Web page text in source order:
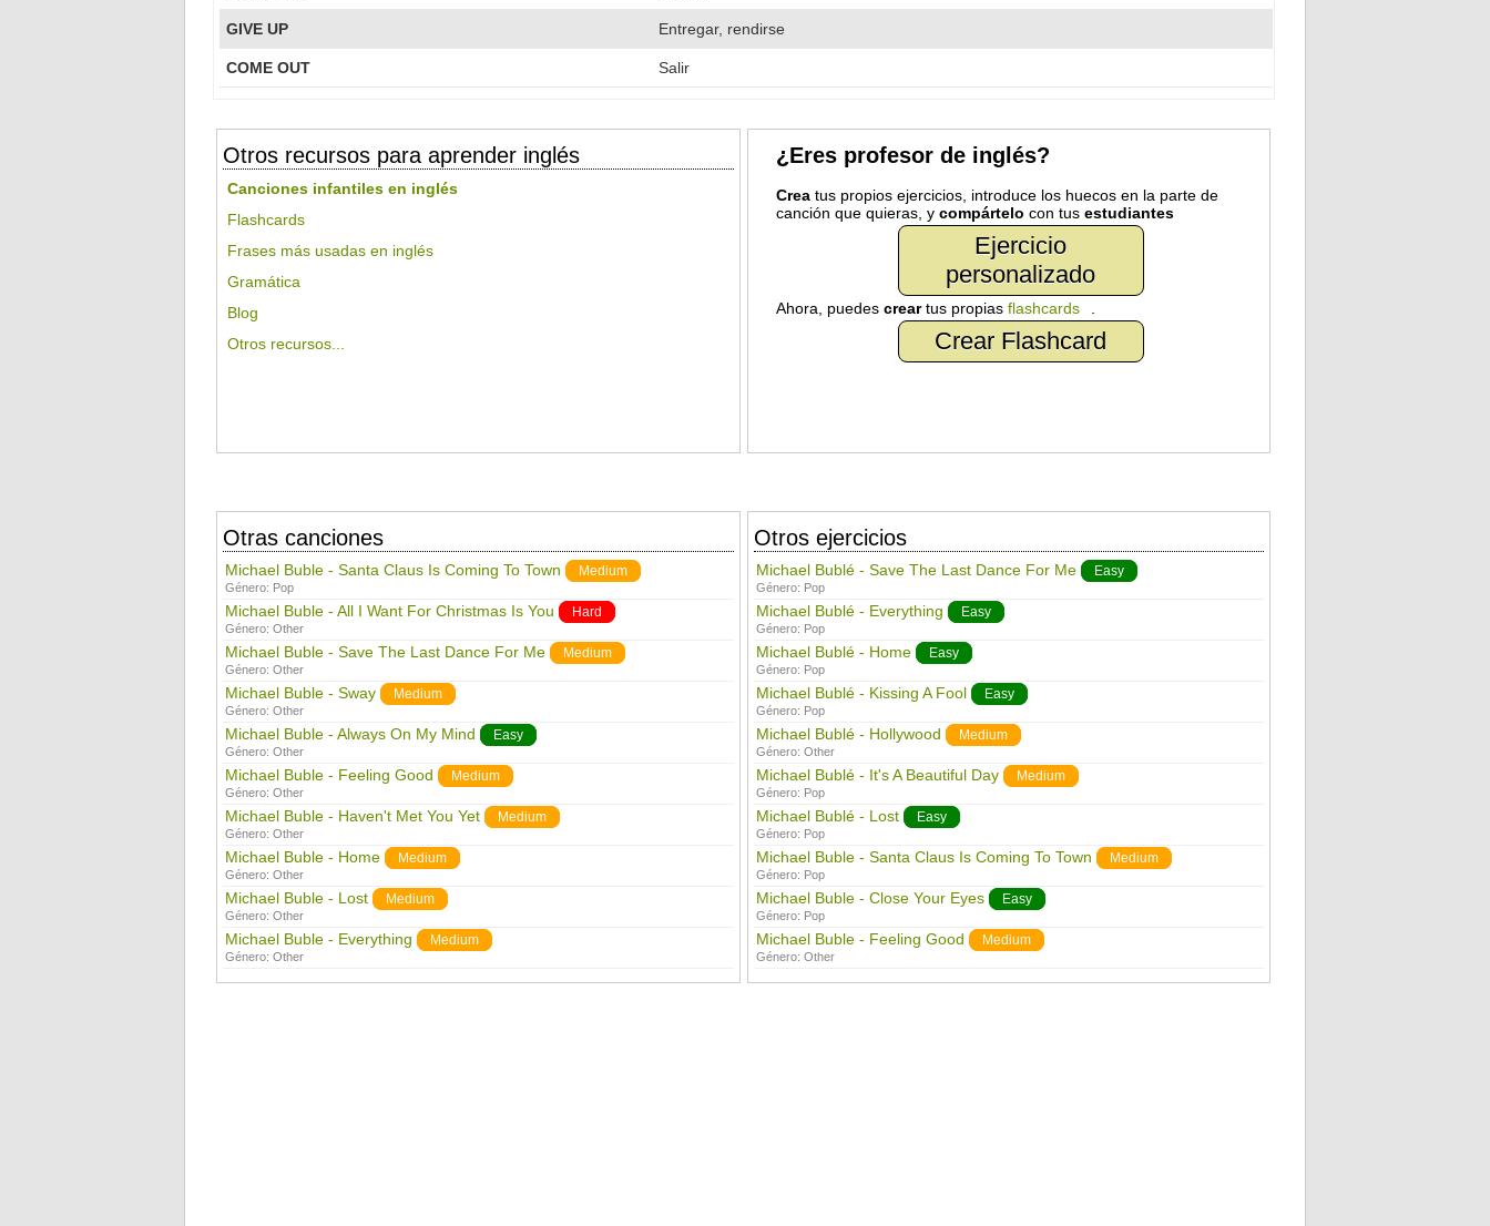
GIVE UP Entregar, rendirse
COME OUT Salir
Otros recursos para aprender inglés
Canciones infantiles en inglés
Flashcards
Frases más usadas en inglés
Gramática
Blog
Otros recursos...
¿Eres profesor de inglés?
Creatus propios ejercicios, introduce los huecos en la parte de
canción que quieras, y compártelo con tus estudiantes
Ejercicio
personalizado
Ahora, puedes creartus propias flashcards
Crear Flashcard
Otras canciones
Michael Buble - Santa Claus Is Coming To Town Medium
Género: Pop
Michael Buble - All I Want For Christmas Is You Hard
Género: Other
Michael Buble - Save The Last Dance For Me Medium
Género: Other
Michael Buble - Sway Medium
Género: Other
Michael Buble - Always On My Mind Easy
Género: Other
Michael Buble - Feeling Good Medium
Género: Other
Michael Buble - Haven't Met You Yet Medium
Género: Other
Michael Buble - Home Medium
Género: Other
Michael Buble - Lost Medium
Género: Other
Michael Buble - Everything Medium
Género: Other
Otros ejercicios
Michael Bublé - Save The Last Dance For Me Easy
Género: Pop
Michael Bublé - Everything Easy
Género: Pop
Michael Bublé - Home Easy
Género: Pop
Michael Bublé - Kissing A Fool Easy
Género: Pop
Michael Bublé - Hollywood Medium
Género: Other
Michael Bublé - It's A Beautiful Day Medium
Género: Pop
Michael Bublé - Lost Easy
Género: Pop
Michael Buble - Santa Claus Is Coming To Town Medium
Género: Pop
Michael Buble - Close Your Eyes Easy
Género: Pop
Michael Buble - Feeling Good Medium
Género: Other